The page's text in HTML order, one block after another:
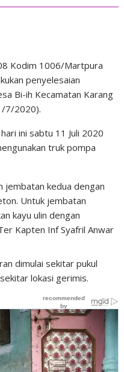
Kodim 1006/Martpura
penyelesaian
Bi-ih Kecamatan Karang
7/2020).
ini sabtu 11 Juli 2020
truk pompa
jembatan kedua dengan
Untuk jembatan
kayu ulin dengan
Kapten Inf Syafril Anwar
dimulai sekitar pukul
lokasi gerimis.